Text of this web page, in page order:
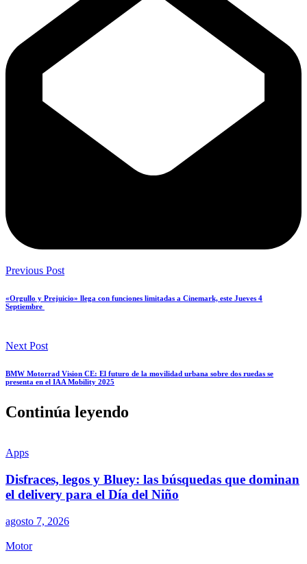
Previous Post
«Orgullo y Prejuicio» llega con funciones limitadas a Cinemark, este Jueves 4
Septiembre
Next Post
BMW Motorrad Vision CE: El futuro de la movilidad urbana sobre dos ruedas se
presenta en el IAA Mobility 2025
Continúa leyendo
Apps
Disfraces, legos y Bluey: las búsquedas que dominan
el delivery para el Día del Niño
agosto 7, 2026
Motor